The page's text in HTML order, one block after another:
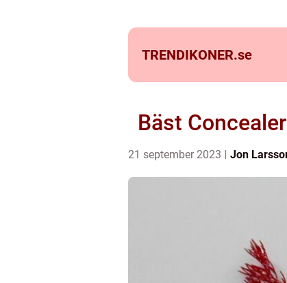
TRENDIKONER.se
Bäst
21 september 2023 Jon